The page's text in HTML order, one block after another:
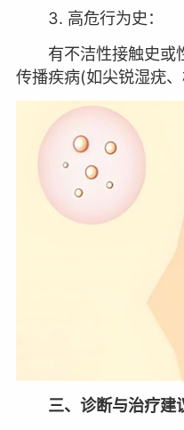
3. 高危行为史：
有不洁性接触史或
传播疾病(如尖锐湿疣、
三、诊断与治疗建